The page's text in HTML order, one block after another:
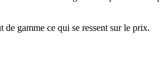
gamme ce qui se ressent sur le prix.